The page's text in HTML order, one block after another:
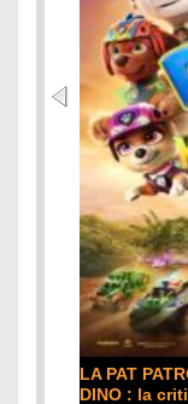
LA PAT
DINO : la